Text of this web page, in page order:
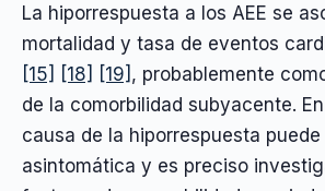
La hiporrespuesta a los AEE se
mortalidad y tasa de eventos
[15] [18] [19] , probablemente
de la comorbilidad subyacente.
causa de la hiporrespuesta
asintomática y es preciso